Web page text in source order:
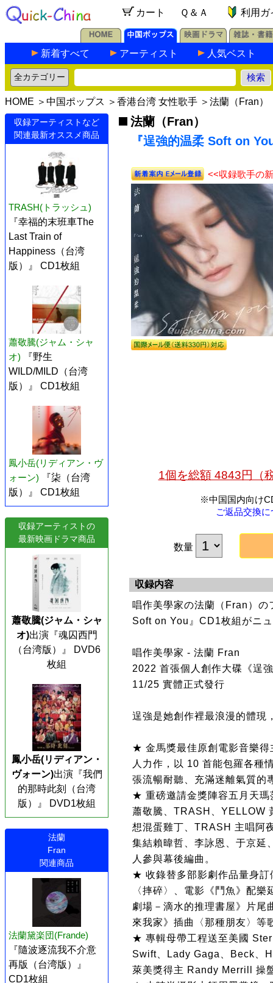
カート Ｑ＆Ａ 利用ガ
新着すべて アーティスト 人気ベスト
HOME ＞ 中国ポップス ＞ 香港台湾 女性歌手 ＞ 法蘭（Fran）
収録アーティストなど
関連最新オススメ商品
TRASH(トラッシュ)
『幸福的末班車The
Last Train of
Happiness（台湾
版）』 CD1枚組
蕭敬騰(ジャム・シャ
オ)
『野生
WILD/MILD（台湾
版）』 CD1枚組
鳳小岳(リディアン・ヴ
ォーン)
『柒（台湾
版）』 CD1枚組
収録アーティストの
最新映画ドラマ商品
蕭敬騰(ジャム・シャ
オ)出演『魂囚西門
（台湾版）』 DVD6
枚組
鳳小岳(リディアン・
ヴォーン)出演『我們
的那時此刻（台湾
版）』 DVD1枚組
法蘭
Fran
関連商品
法蘭黛楽団(Frande)
『隨波逐流我不介意
再版（台湾版）』
CD1枚組
法蘭（Fran）
『逞強的温柔 Soft on
<<収録歌手の
1個を総額 4843円（
※中国国内向け
ご返品交換
数量
収録内容
唱作美學家の法蘭（Fran）
Soft on You』CD1枚組がニ
唱作美學家 - 法蘭 Fran
2022 首張個人創作大碟《逞
11/25 實體正式發行
逞強是她創作裡最浪漫的體現
★ 金馬獎最佳原創電影音樂得
人力作，以 10 首能包羅各種
張流暢耐聽、充滿迷離氣質的
★ 重磅邀請金獎陣容五月天瑪
蕭敬騰、TRASH、YELLOW
想混蛋雞丁、TRASH 主唱阿
集結賴暐哲、李詠恩、于京延
人參與幕後編曲。
★ 收錄替多部影劇作品量身訂
〈摔碎〉、電影《鬥魚》配
劇場－滴水的推理書屋》片尾
來我家》插曲〈那種朋友〉等
★ 專輯母帶工程送至美國
Swift、Lady Gaga、Beck、
萊美獎得主 Randy Merrill 操